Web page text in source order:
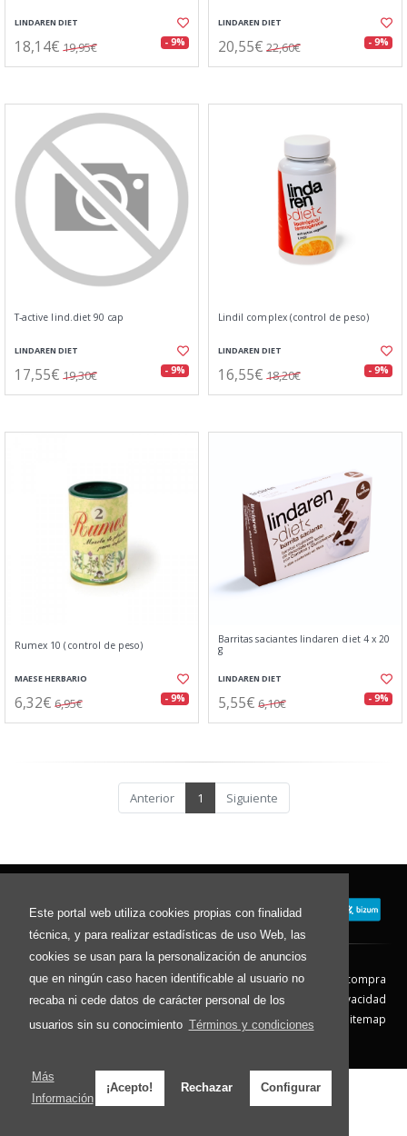
Este portal web utiliza cookies propias con finalidad
técnica, y para realizar estadísticas de uso Web, las
cookies se usan para la personalización de anuncios
que en ningún caso hacen identificable al usuario no
recaba ni cede datos de carácter personal de los
usuarios sin su conocimiento Términos y condiciones
Más
Información
¡Acepto! Rechazar Configurar
LINDAREN DIET
18,14€ 19,95€ - 9%
LINDAREN DIET
20,55€ 22,60€ - 9%
T-active lind.diet 90 cap
LINDAREN DIET
17,55€ 19,30€ - 9%
Lindil complex (control de peso)
LINDAREN DIET
16,55€ 18,20€ - 9%
Rumex 10 (control de peso)
MAESE HERBARIO
6,32€ 6,95€ - 9%
Barritas saciantes lindaren diet 4 x 20
g
LINDAREN DIET
5,55€ 6,10€ - 9%
Anterior 1 Siguiente
Contacto Aviso Legal
Condiciones de compra
Política de envíos
Política de devolución
Política de Privacidad
Política de Cookies
Sitemap